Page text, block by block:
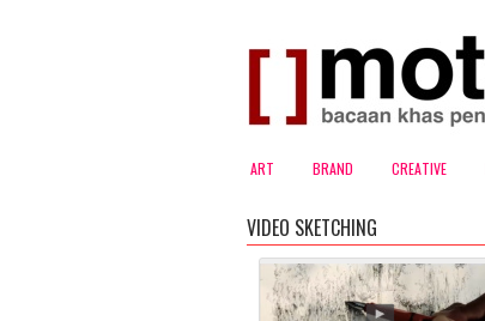
ART BRAND CREATIVE
VIDEO SKETCHING